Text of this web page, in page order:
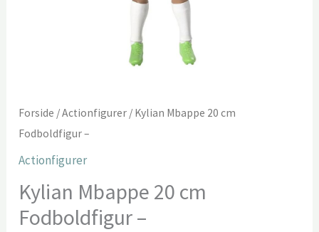
Forside /Actionfigurer / Kylian Mbappe 20 cm
Fodboldfigur –
Actionfigurer
Kylian Mbappe 20 cm
Fodboldfigur –